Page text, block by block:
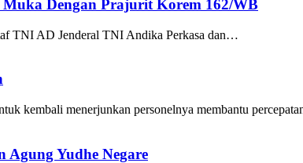
Dengan Prajurit Korem 162/WB
TNI AD Jenderal TNI Andika Perkasa dan…
kembali menerjunkan personelnya membantu
Agung Yudhe Negare